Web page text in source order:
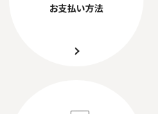
お支払い方法